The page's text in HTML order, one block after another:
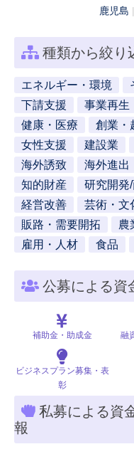
鹿児島
種類から絞り
エネルギー・環境
下請支援
事業再生
健康・医療
創業・
女性支援
建設業
海外誘致
海外進出
知的財産
研究開発
経営改善
芸術・文
販路・需要開拓
農
雇用・人材
食品
公募による資
補助金・助成金 融
ビジネスプラン募集・表
彰
私募による資
報